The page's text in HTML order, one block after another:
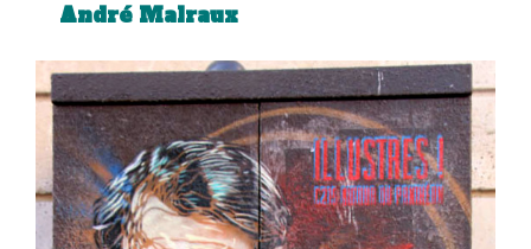
André Malraux